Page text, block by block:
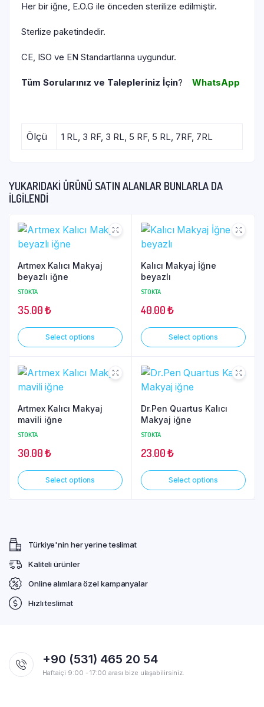
Her bir iğne, E.O.G ile önceden sterilize edilmiştir.
Sterlize paketindedir.
CE, ISO ve EN Standartlarına uygundur.
Tüm Sorularınız ve Talepleriniz İçin? WhatsApp
Ölçü 1 RL, 3 RF, 3 RL, 5 RF, 5 RL, 7RF, 7RL
YUKARIDAKI ÜRÜNÜ SATIN ALANLAR BUNLARLA DA
İLGILENDI
Artmex Kalıcı Makyaj
beyazlı iğne
STOKTA
35.00₺
Select options
Kalıcı Makyaj İğne
beyazlı
STOKTA
40.00₺
Select options
Artmex Kalıcı Makyaj
mavili iğne
STOKTA
30.00₺
Select options
Dr.Pen Quartus Kalıcı
Makyaj iğne
STOKTA
23.00₺
Select options
Türkiye'nin her yerine teslimat
Kaliteli ürünler
Online alımlara özel kampanyalar
Hızlı teslimat
+90 (531) 465 20 54
Haftaiçi 9:00 - 17:00 arası bize ulaşabilirsiniz.